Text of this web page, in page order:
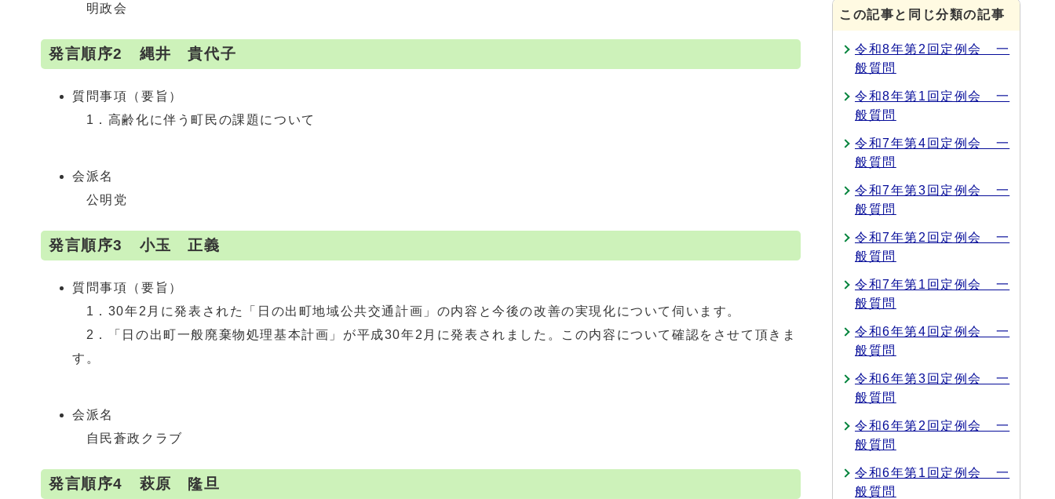
明政会
発言順序2 縄井 貴代子
質問事項（要旨）
1．高齢化に伴う町民の課題について
会派名
公明党
発言順序3 小玉 正義
質問事項（要旨）
1．30年2月に発表された「日の出町地域公共交通計画」の内容と今後の改善の実現化について伺います。
2．「日の出町一般廃棄物処理基本計画」が平成30年2月に発表されました。この内容について確認をさせて頂きま
す。
会派名
自民蒼政クラブ
発言順序4 萩原 隆旦
この記事と同じ分類の記事
令和8年第2回定例会 一
般質問
令和8年第1回定例会 一
般質問
令和7年第4回定例会 一
般質問
令和7年第3回定例会 一
般質問
令和7年第2回定例会 一
般質問
令和7年第1回定例会 一
般質問
令和6年第4回定例会 一
般質問
令和6年第3回定例会 一
般質問
令和6年第2回定例会 一
般質問
令和6年第1回定例会 一
般質問